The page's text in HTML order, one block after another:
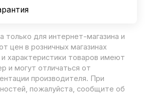
только для интернет-магазина и
цен в розничных магазинах
характеристики товаров имеют
и могут отличаться от
производителя. При
пожалуйста, сообщите об